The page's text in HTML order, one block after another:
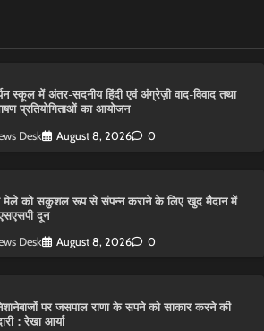
स्कूल में अंतर-सदनीय हिंदी एवं अंग्रेज़ी वाद-विवाद तथा
प्रतियोगिताओं का आयोजन
Desk August 8, 2026 0
मेले को सकुशल रूप से संपन्न कराने के लिए खुद मैदान में
दून
Desk August 8, 2026 0
पर जसपाल राणा के सपने को साकार करने की
: रेखा आर्या